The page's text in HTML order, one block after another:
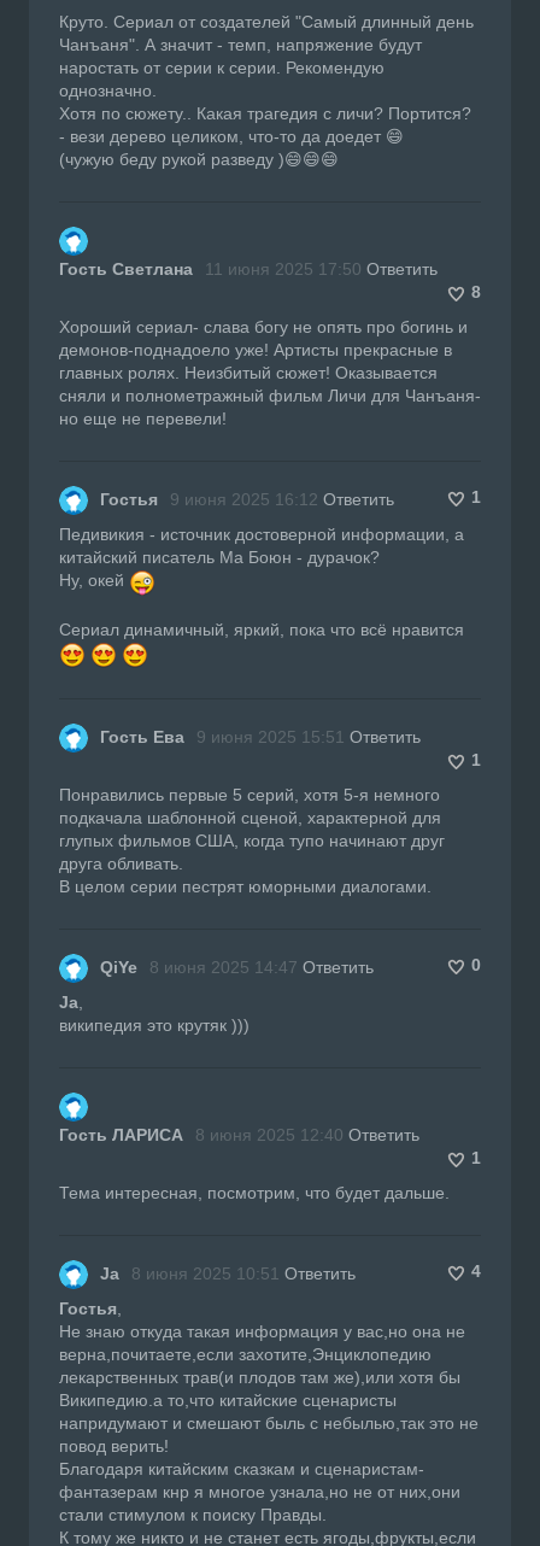
Круто. Сериал от создателей "Самый длинный день
Чанъаня". А значит - темп, напряжение будут
наростать от серии к серии. Рекомендую
однозначно.
Хотя по сюжету.. Какая трагедия с личи? Портится?
- вези дерево целиком, что-то да доедет 😄
(чужую беду рукой разведу )😄😄😄
Гость Светлана 11 июня 2025 17:50 Ответить
8
Хороший сериал- слава богу не опять про богинь и
демонов-поднадоело уже! Артисты прекрасные в
главных ролях. Неизбитый сюжет! Оказывается
сняли и полнометражный фильм Личи для Чанъаня-
но еще не перевели!
Гостья 9 июня 2025 16:12 Ответить
1
Педивикия - источник достоверной информации, а
китайский писатель Ма Боюн - дурачок?
Ну, окей
Сериал динамичный, яркий, пока что всё нравится
Гость Ева 9 июня 2025 15:51 Ответить
1
Понравились первые 5 серий, хотя 5-я немного
подкачала шаблонной сценой, характерной для
глупых фильмов США, когда тупо начинают друг
друга обливать.
В целом серии пестрят юморными диалогами.
QiYe 8 июня 2025 14:47 Ответить
0
Ja
википедия это крутяк )))
Гость ЛАРИСА 8 июня 2025 12:40 Ответить
1
Тема интересная, посмотрим, что будет дальше.
Ja 8 июня 2025 10:51 Ответить
4
Гостья
Не знаю откуда такая информация у вас,но она не
верна,почитаете,если захотите,Энциклопедию
лекарственных трав(и плодов там же),или хотя бы
Википедию.а то,что китайские сценаристы
напридумают и смешают быль с небылью,так это не
повод верить!
Благодаря китайским сказкам и сценаристам-
фантазерам кнр я многое узнала,но не от них,они
стали стимулом к поиску Правды.
К тому же никто и не станет есть ягоды,фрукты,если